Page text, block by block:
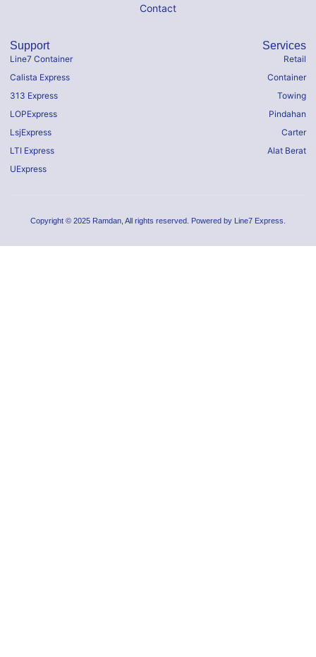
Contact
Support
Line7 Container
Calista Express
313 Express
LOPExpress
LsjExpress
LTI Express
UExpress
Services
Retail
Container
Towing
Pindahan
Carter
Alat Berat
Copyright © 2025 Ramdan, All rights reserved. Powered by Line7 Express.